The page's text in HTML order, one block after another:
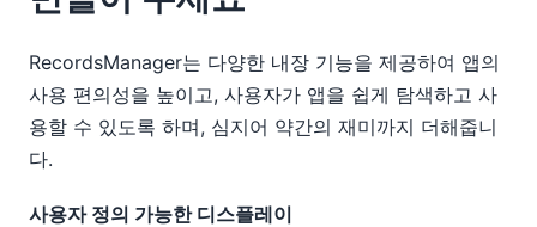
RecordsManager는 다양한 내장 기능을 제공하여 앱의
사용 편의성을 높이고, 사용자가 앱을 쉽게 탐색하고 사
용할 수 있도록 하며, 심지어 약간의 재미까지 더해줍니
다.
사용자 정의 가능한 디스플레이